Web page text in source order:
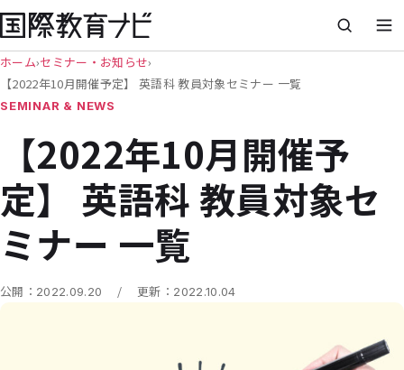
ホーム›セミナー・お知らせ›
【2022年10月開催予定】 英語科 教員対象セミナー 一覧
SEMINAR & NEWS
【2022年10月開催予
定】 英語科 教員対象セ
ミナー 一覧
公開： 2022.09.20 / 更新： 2022.10.04